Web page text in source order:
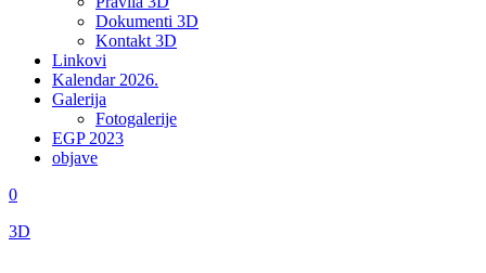
Dokumenti 3D
Kontakt 3D
Linkovi
Kalendar 2026.
Galerija
Fotogalerije
EGP 2023
objave
0
3D